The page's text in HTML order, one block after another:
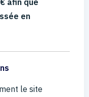
en
le site